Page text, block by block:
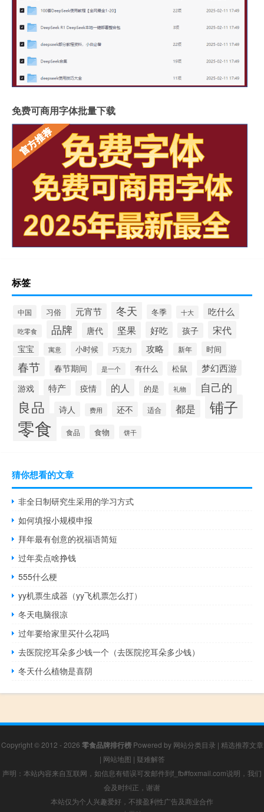
免费可商用字体批量下载
标签
中国 习俗 元宵节 冬天 冬季 十大 吃什么
吃零食 品牌 唐代 坚果 好吃 孩子 宋代
宝宝 寓意 小时候 巧克力 攻略 新年 时间
春节 春节期间 是一个 有什么 松鼠 梦幻西游
游戏 特产 疫情 的人 的是 礼物 自己的
良品 诗人 费用 还不 适合 都是 铺子
零食 食品 食物 饼干
猜你想看的文章
非全日制研究生采用的学习方式
如何填报小规模申报
拜年最有创意的祝福语简短
过年卖点啥挣钱
555什么梗
yy机票生成器（yy飞机票怎么打）
冬天电脑很凉
过年要给家里买什么花吗
去医院挖耳朵多少钱一个（去医院挖耳朵多少钱）
冬天什么植物是喜阴
Copyright © 2012 - 2026 零食品牌排行榜Powered by 网站分类目录 | 精选推荐文章
| 网站地图 | 疑难解答
声明：本站内容来自互联网，如信息有错误可发邮件到f_fb#foxmail.com说明，我们
会及时纠正，谢谢
本站仅为个人兴趣爱好，不接盈利性广告及商业合作